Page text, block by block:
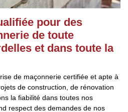
pour des
de toute
et dans toute la
de maçonnerie certifiée et apte à
de construction, de rénovation
la fiabilité dans toutes nos
respect des demandes de nos